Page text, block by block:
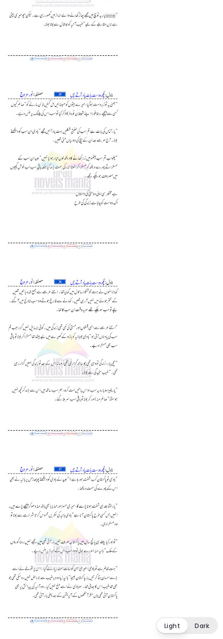
Light Dark